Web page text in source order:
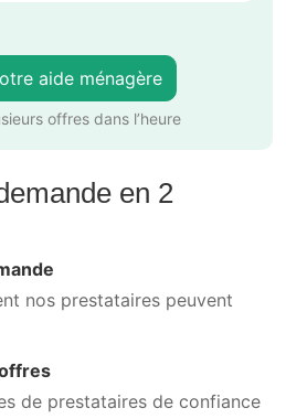
aide ménagère
offres dans l’heure
en 2
nos prestataires peuvent
de prestataires de confiance